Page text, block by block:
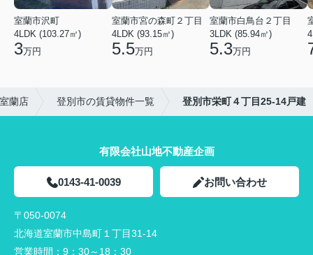
室蘭市沢町
4LDK (103.27㎡)
3万円
室蘭市宮の森町２丁目
4LDK (93.15㎡)
5.5万円
室蘭市白鳥台２丁目
3LDK (85.94㎡)
5.3万円
蘭店 登別市の賃貸物件一覧 登別市栄町４丁目25-14戸建
有限会社山地不動産企画
0143-41-0039 お問い合わせ
〒050-0074
北海道室蘭市中島町１丁目31-14
営業時間： 9：30～18：30